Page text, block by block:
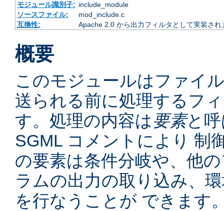
モジュール識別子: include_module
ソースファイル:
mod_include.c
互換性:
Apache 2.0 から出力フィルタとして実装され
概要
このモジュールはファイ
送られる前に処理するフ
す。処理の内容は要素と
SGML コメントにより 制
の要素は条件分岐や、他
ラムの出力の取り込み、
を行なうことが できます